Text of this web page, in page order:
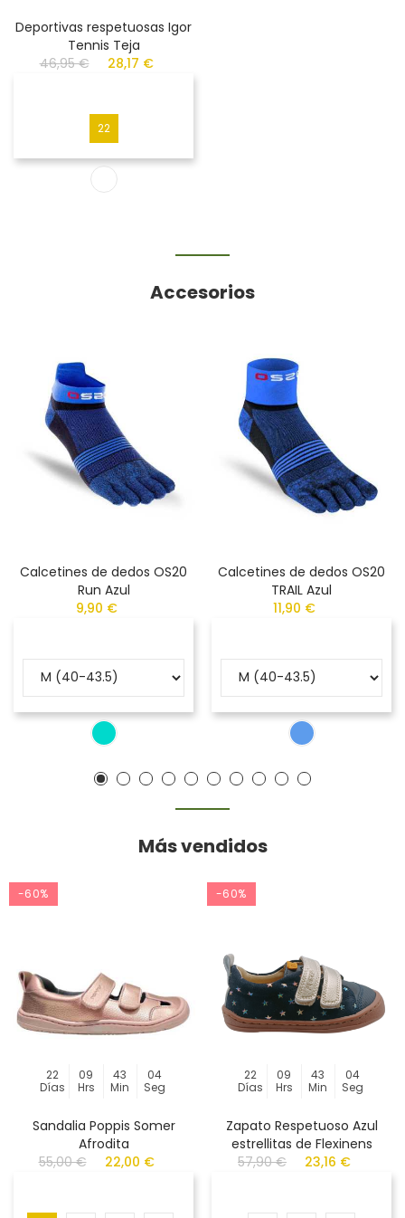
Deportivas respetuosas Igor
Tennis Teja
46,95 €
28,17 €
22
Accesorios
Calcetines de dedos OS20
Run Azul
9,90 €
Calcetines de dedos OS20
TRAIL Azul
11,90 €
Más vendidos
-60%
22
Días
09
Hrs
43
Min
04
Seg
Sandalia Poppis Somer
Afrodita
55,00 €
22,00 €
-60%
22
Días
09
Hrs
43
Min
04
Seg
Zapato Respetuoso Azul
estrellitas de Flexinens
57,90 €
23,16 €